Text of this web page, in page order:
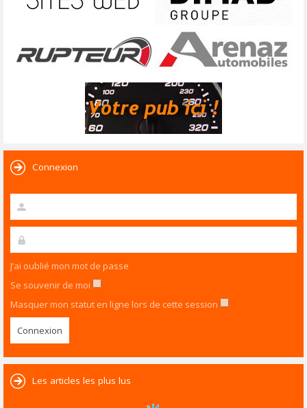
Connexion
J’ai oublié mon mot de passe
Se souvenir de moi
Masquer mon statut en ligne lors de cette session
Les articles les plus lus